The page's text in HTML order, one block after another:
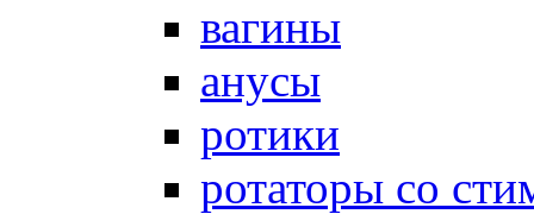
вагины
анусы
ротики
ротаторы со